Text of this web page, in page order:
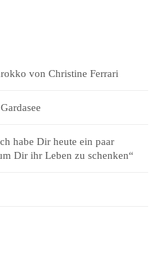
von Christine Ferrari
habe Dir heute ein paar
Dir ihr Leben zu schenken“